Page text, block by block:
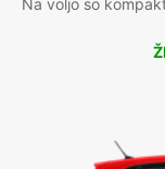
Na voljo so